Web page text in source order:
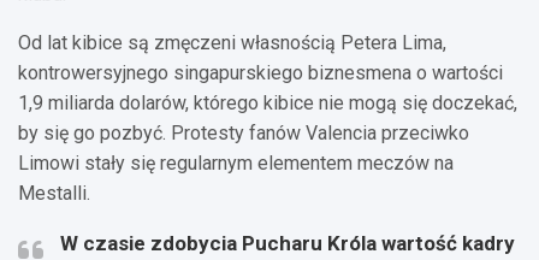
Od lat kibice są zmęczeni własnością Petera Lima,
kontrowersyjnego singapurskiego biznesmena o wartości
1,9 miliarda dolarów, którego kibice nie mogą się doczekać,
by się go pozbyć. Protesty fanów Valencia przeciwko
Limowi stały się regularnym elementem meczów na
Mestalli.
W czasie zdobycia Pucharu Króla wartość kadry